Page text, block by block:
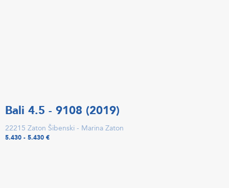
Bali 4.5 - 9108 (2019)
22215 Zaton Šibenski - Marina Zaton
5.430 - 5.430 €